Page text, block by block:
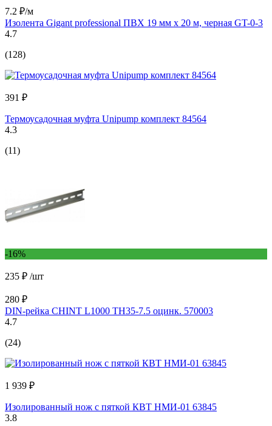
7.2 ₽/м
Изолента Gigant professional ПВХ 19 мм х 20 м, черная GT-0-3
4.7
(128)
391 ₽
Термоусадочная муфта Unipump комплект 84564
4.3
(11)
-16%
235 ₽ /шт
280 ₽
DIN-рейка CHINT L1000 TH35-7.5 оцинк. 570003
4.7
(24)
1 939 ₽
Изолированный нож с пяткой КВТ НМИ-01 63845
3.8